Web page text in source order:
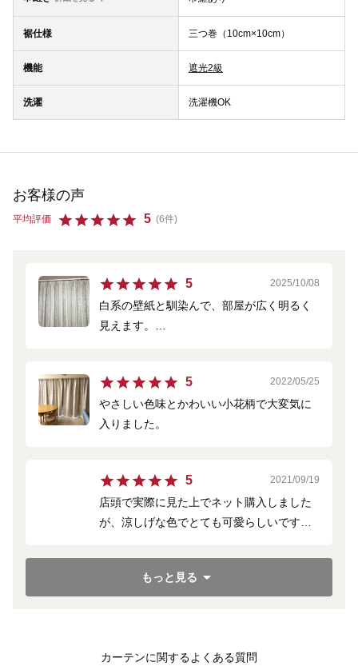
裾仕様 三つ巻（10cm×10cm）
機能 遮光2級
洗濯 洗濯機OK
お客様の声
平均評価 5 (6件)
5 2025/10/08
白系の壁紙と馴染んで、部屋が広く明るく
見えます。
ふるさと納税の返礼品クーポンでお得に購
入することができました。
5 2022/05/25
やさしい色味とかわいい小花柄で大変気に
入りました。
5 2021/09/19
店頭で実際に見た上でネット購入しました
が、涼しげな色でとても可愛らしいです。
入っています。縫い目等もとても綺麗でし
たし、プリーツ加工もしてよかったです。
もっと見る
カーテンに関するよくある質問